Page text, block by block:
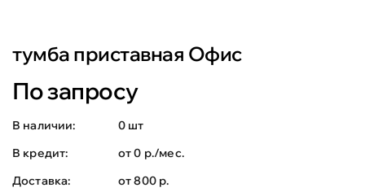
тумба приставная Офис
По запросу
В наличии:
0 шт
В кредит:
от 0 р./мес.
Доставка:
от 800 р.